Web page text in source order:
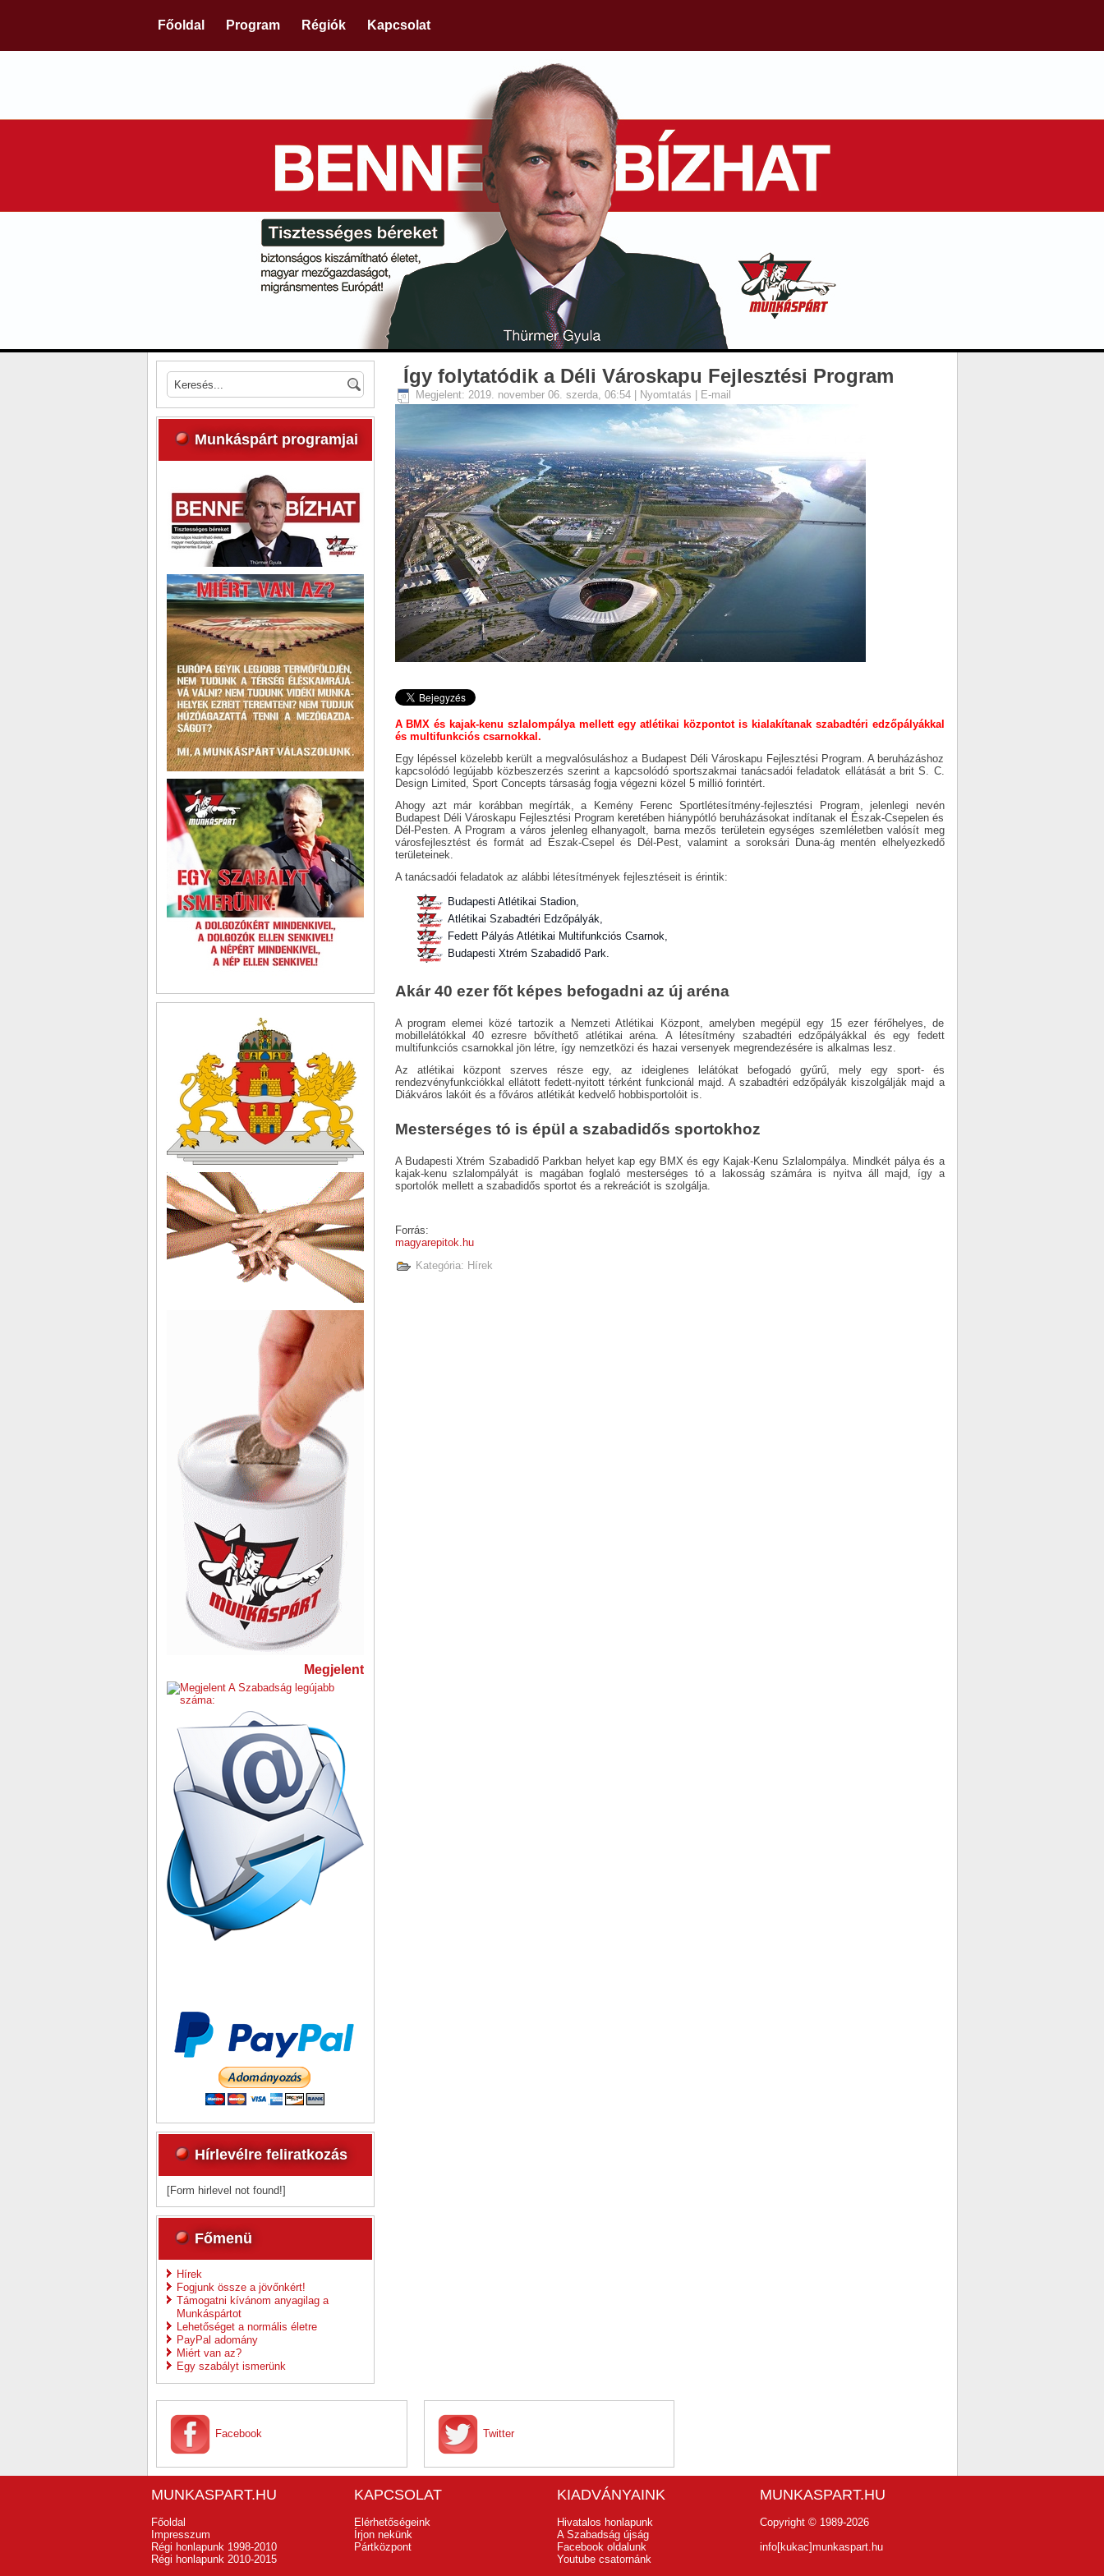
Főoldal Program Régiók Kapcsolat
Munkáspárt programjai
Megjelent A Szabadság legújabb száma:
Hírlevélre feliratkozás
[Form hirlevel not found!]
Főmenü
Hírek
Fogjunk össze a jövőnkért!
Támogatni kívánom anyagilag a
Munkáspártot
Lehetőséget a normális életre
PayPal adomány
Miért van az?
Egy szabályt ismerünk
Így folytatódik a Déli Városkapu Fejlesztési Program
Megjelent: 2019. november 06. szerda, 06:54| Nyomtatás E-mail
A BMX és kajak-kenu szlalompálya mellett egy atlétikai központot is kialakítanak szabadtéri edzőpályákkal
és multifunkciós csarnokkal.
Egy lépéssel közelebb került a megvalósuláshoz a Budapest Déli Városkapu Fejlesztési Program. A beruházáshoz
kapcsolódó legújabb közbeszerzés szerint a kapcsolódó sportszakmai tanácsadói feladatok ellátását a brit S. C.
Design Limited, Sport Concepts társaság fogja végezni közel 5 millió forintért.
Ahogy azt már korábban megírták, a Kemény Ferenc Sportlétesítmény-fejlesztési Program, jelenlegi nevén
Budapest Déli Városkapu Fejlesztési Program keretében hiánypótló beruházásokat indítanak el Észak-Csepelen és
Dél-Pesten. A Program a város jelenleg elhanyagolt, barna mezős területein egységes szemléletben valósít meg
városfejlesztést és formát ad Észak-Csepel és Dél-Pest, valamint a soroksári Duna-ág mentén elhelyezkedő
területeinek.
A tanácsadói feladatok az alábbi létesítmények fejlesztéseit is érintik:
Budapesti Atlétikai Stadion,
Atlétikai Szabadtéri Edzőpályák,
Fedett Pályás Atlétikai Multifunkciós Csarnok,
Budapesti Xtrém Szabadidő Park.
Akár 40 ezer főt képes befogadni az új aréna
A program elemei közé tartozik a Nemzeti Atlétikai Központ, amelyben megépül egy 15 ezer férőhelyes, de
mobillelátókkal 40 ezresre bővíthető atlétikai aréna. A létesítmény szabadtéri edzőpályákkal és egy fedett
multifunkciós csarnokkal jön létre, így nemzetközi és hazai versenyek megrendezésére is alkalmas lesz.
Az atlétikai központ szerves része egy, az ideiglenes lelátókat befogadó gyűrű, mely egy sport- és
rendezvényfunkciókkal ellátott fedett-nyitott térként funkcionál majd. A szabadtéri edzőpályák kiszolgálják majd a
Diákváros lakóit és a főváros atlétikát kedvelő hobbisportolóit is.
Mesterséges tó is épül a szabadidős sportokhoz
A Budapesti Xtrém Szabadidő Parkban helyet kap egy BMX és egy Kajak-Kenu Szlalompálya. Mindkét pálya és a
kajak-kenu szlalompályát is magában foglaló mesterséges tó a lakosság számára is nyitva áll majd, így a
sportolók mellett a szabadidős sportot és a rekreációt is szolgálja.
Forrás:
magyarepitok.hu
Kategória: Hírek
Facebook Twitter
MUNKASPART.HU
Főoldal
Impresszum
Régi honlapunk 1998-2010
Régi honlapunk 2010-2015
KAPCSOLAT
Elérhetőségeink
Írjon nekünk
Pártközpont
KIADVÁNYAINK
Hivatalos honlapunk
A Szabadság újság
Facebook oldalunk
Youtube csatornánk
MUNKASPART.HU
Copyright © 1989-2026
info[kukac]munkaspart.hu